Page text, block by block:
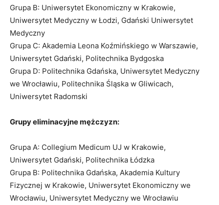
Grupa B: Uniwersytet Ekonomiczny w Krakowie,
Uniwersytet Medyczny w Łodzi, Gdański Uniwersytet
Medyczny
Grupa C: Akademia Leona Koźmińskiego w Warszawie,
Uniwersytet Gdański, Politechnika Bydgoska
Grupa D: Politechnika Gdańska, Uniwersytet Medyczny
we Wrocławiu, Politechnika Śląska w Gliwicach,
Uniwersytet Radomski
Grupy eliminacyjne mężczyzn:
Grupa A: Collegium Medicum UJ w Krakowie,
Uniwersytet Gdański, Politechnika Łódzka
Grupa B: Politechnika Gdańska, Akademia Kultury
Fizycznej w Krakowie, Uniwersytet Ekonomiczny we
Wrocławiu, Uniwersytet Medyczny we Wrocławiu